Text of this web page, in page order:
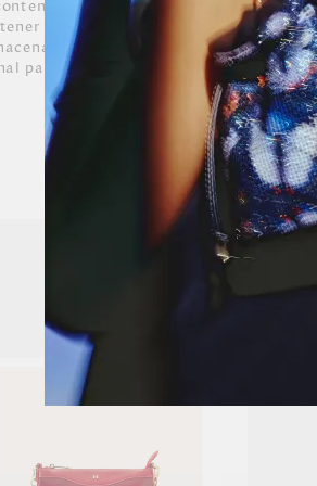
alcohol o solvente.
contacto con tinta de bolígrafos,
siempre en lugares ventilados y
para conservar su forma.